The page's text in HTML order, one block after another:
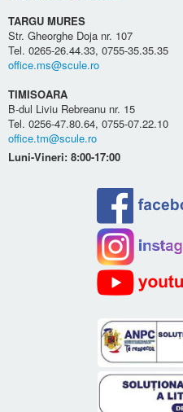
TARGU MURES
Str. Gheorghe Doja nr. 107
Tel. 0265-26.44.33, 0755-35.35.35
office.ms@scule.ro
TIMISOARA
B-dul Liviu Rebreanu nr. 15
Tel. 0256-47.80.64, 0755-07.22.10
office.tm@scule.ro
Luni-Vineri: 8:00-17:00